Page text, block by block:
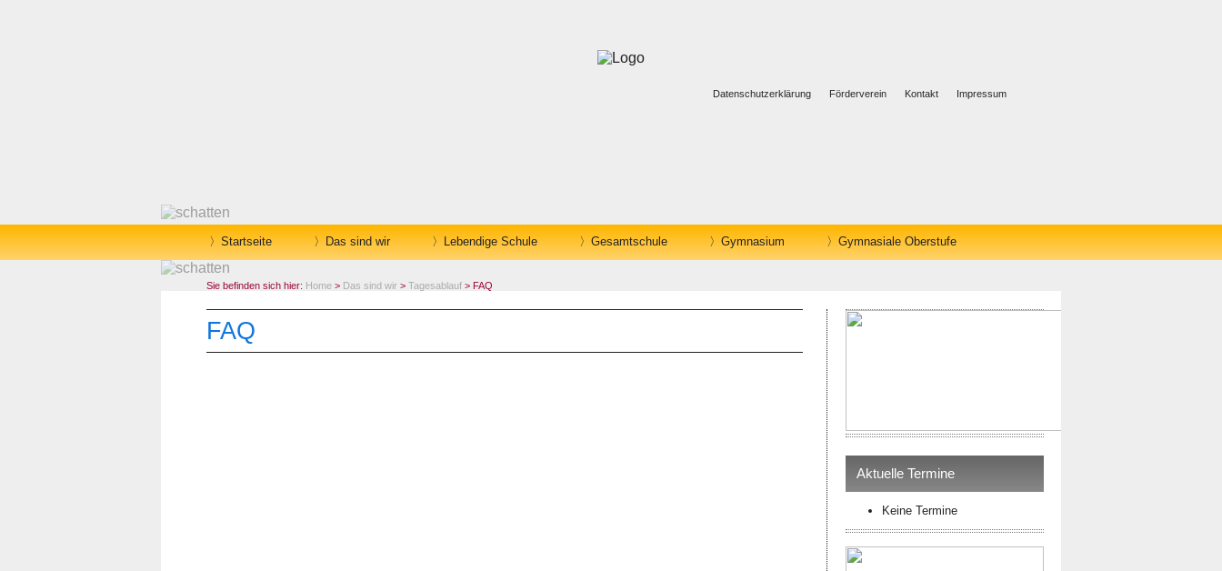
Impressum
Kontakt
Förderverein
Datenschutzerklärung
Startseite Das sind wir Lebendige Schule Gesamtschule Gymnasium Gymnasiale Oberstufe
Sie befinden sich hier: Home > Das sind wir > Tagesablauf > FAQ
FAQ
Aktuelle Termine
Keine Termine